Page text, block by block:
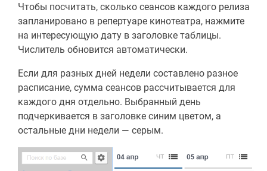
Чтобы посчитать, сколько сеансов каждого релиза
запланировано в репертуаре кинотеатра, нажмите
на интересующую дату в заголовке таблицы.
Числитель обновится автоматически.
Если для разных дней недели составлено разное
расписание, сумма сеансов рассчитывается для
каждого дня отдельно. Выбранный день
подчеркивается в заголовке синим цветом, а
остальные дни недели — серым.